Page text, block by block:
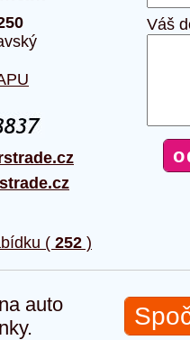
( 252 )
Váš
auto